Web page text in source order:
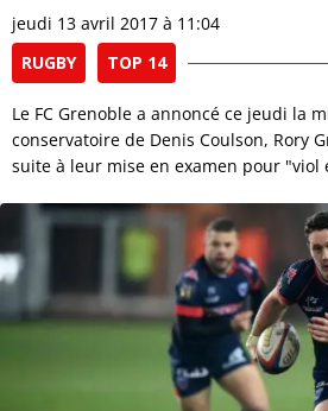
jeudi 13 avril 2017 à 11:04
RUGBY
TOP 14
Le FC Grenoble a annoncé ce jeudi la
conservatoire de Denis Coulson, Rory
suite à leur mise en examen pour "viol